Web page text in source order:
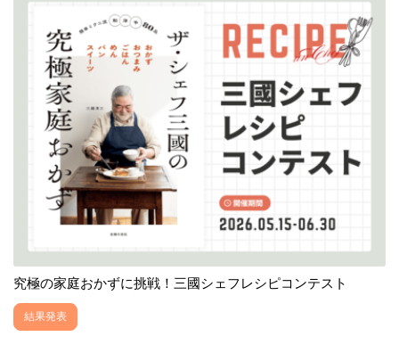
究極の家庭おかずに挑戦！三國シェフレシピコンテスト
結果発表